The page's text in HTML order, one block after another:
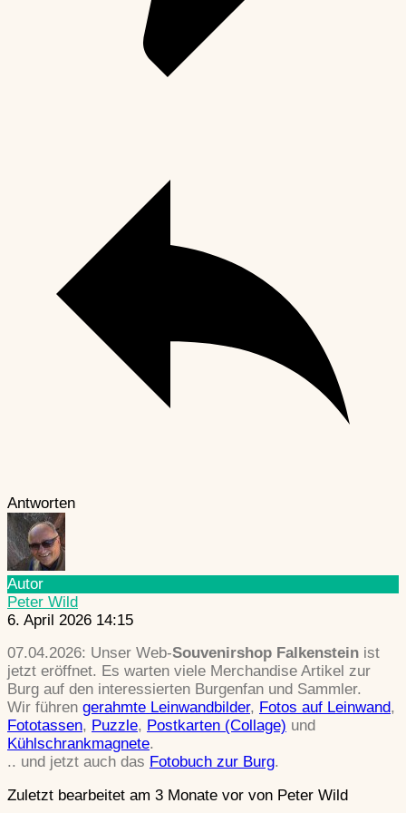
Antworten
Autor
Peter Wild
6. April 2026 14:15
07.04.2026: Unser Web-Souvenirshop Falkenstein ist
jetzt eröffnet. Es warten viele Merchandise Artikel zur
Burg auf den interessierten Burgenfan und Sammler.
Wir führen gerahmte Leinwandbilder, Fotos auf Leinwand,
Fototassen, Puzzle, Postkarten (Collage) und
Kühlschrankmagnete.
.. und jetzt auch das Fotobuch zur Burg.
Zuletzt bearbeitet am 3 Monate vor von Peter Wild